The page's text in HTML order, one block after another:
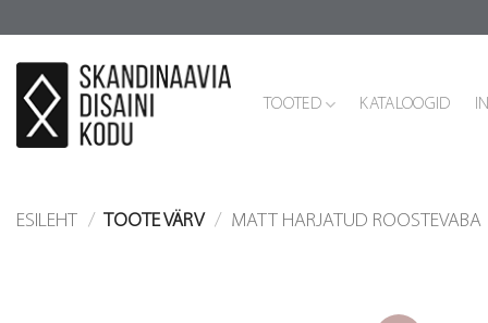
to
content
TOOTED KATALOOGID
ESILEHT / TOOTE VÄRV / MATT HARJATUD ROOSTEVABA